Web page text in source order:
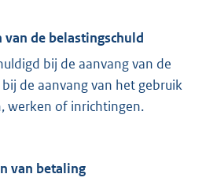
de belastingschuld
bij de aanvang van de
de aanvang van het gebruik
werken of inrichtingen.
van betaling